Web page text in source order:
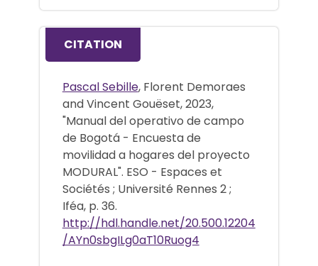
CITATION
Pascal Sebille, Florent Demoraes
and Vincent Gouëset, 2023,
"Manual del operativo de campo
de Bogotá - Encuesta de
movilidad a hogares del proyecto
MODURAL". ESO - Espaces et
Sociétés ; Université Rennes 2 ;
Iféa, p. 36.
http://hdl.handle.net/20.500.12204
/AYn0sbgILg0aT10Ruog4